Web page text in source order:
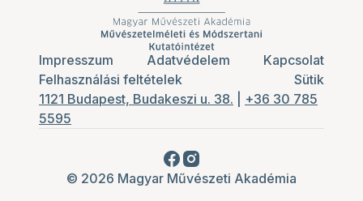
Impresszum Adatvédelem
Kapcsolat
Felhasználási feltételek
Sütik
1121 Budapest, Budakeszi u. 38.
+36 30 785
5595
© 2026 Magyar Művészeti Akadémia